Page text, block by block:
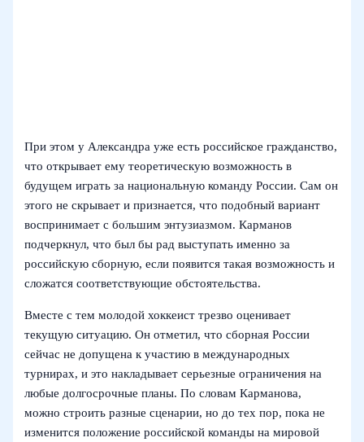
При этом у Александра уже есть российское гражданство,
что открывает ему теоретическую возможность в
будущем играть за национальную команду России. Сам он
этого не скрывает и признается, что подобный вариант
воспринимает с большим энтузиазмом. Карманов
подчеркнул, что был бы рад выступать именно за
российскую сборную, если появится такая возможность и
сложатся соответствующие обстоятельства.
Вместе с тем молодой хоккеист трезво оценивает
текущую ситуацию. Он отметил, что сборная России
сейчас не допущена к участию в международных
турнирах, и это накладывает серьезные ограничения на
любые долгосрочные планы. По словам Карманова,
можно строить разные сценарии, но до тех пор, пока не
изменится положение российской команды на мировой